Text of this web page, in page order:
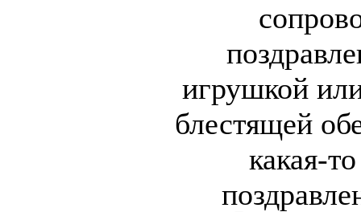
игрушкой
блестящей
какая-